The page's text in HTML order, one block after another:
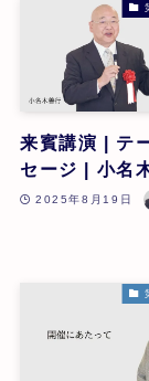
来賓講演 | テ
セージ | 小名
第26回
2025年8月19日